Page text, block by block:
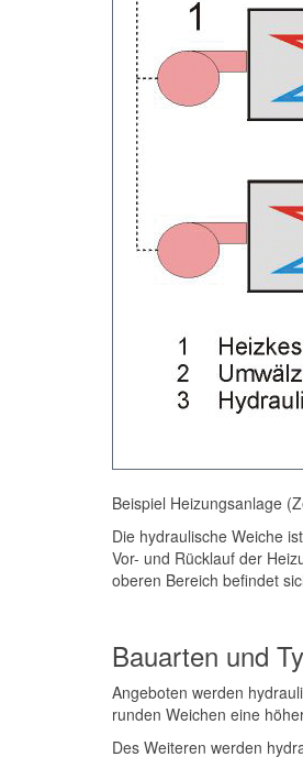
Beispiel Heizungsanlage
Die hydraulische Weiche
Vor- und Rücklauf der
oberen Bereich befindet
Bauarten und
Angeboten werden
runden Weichen eine
Des Weiteren werden